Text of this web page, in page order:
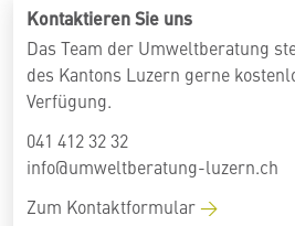
Kontaktieren Sie uns
Das Team der Umweltberatung
des Kantons Luzern gerne
Verfügung.
041 412 32 32
info@umweltberatung-luzern.ch
Zum Kontaktformular